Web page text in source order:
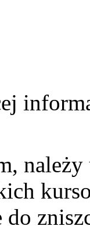
do